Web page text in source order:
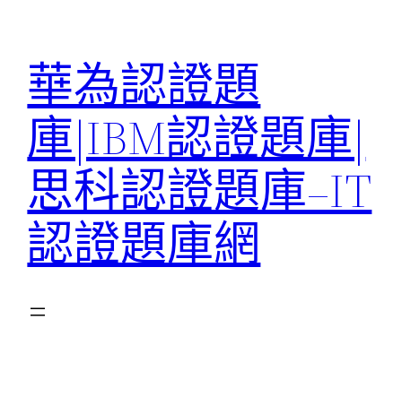
華為認證題
庫|IBM認證題庫|
思科認證題庫–IT
認證題庫網